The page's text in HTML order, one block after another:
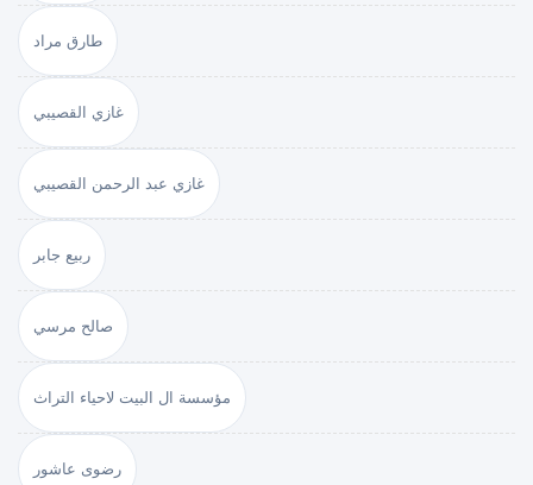
طارق مراد
غازي القصيبي
غازي عبد الرحمن القصيبي
ربيع جابر
صالح مرسي
مؤسسة ال البيت لاحياء التراث
رضوى عاشور